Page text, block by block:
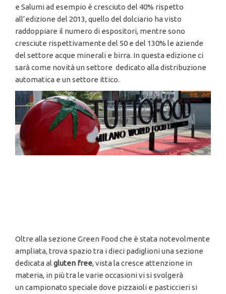
e Salumi ad esempio è cresciuto del 40% rispetto
all’edizione del 2013, quello del dolciario ha visto
raddoppiare il numero di espositori, mentre sono
cresciute rispettivamente del 50 e del 130% le aziende
del settore acque minerali e birra. In questa edizione ci
sarà come novità un settore dedicato alla distribuzione
automatica e un settore ittico.
Oltre alla sezione Green Food che è stata notevolmente
ampliata, trova spazio tra i dieci padiglioni una sezione
dedicata algluten free, vista la cresce attenzione in
materia, in più tra le varie occasioni vi si svolgerà
un campionato speciale dove pizzaioli e pasticcieri si